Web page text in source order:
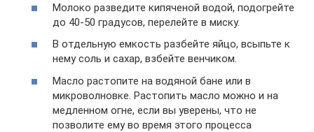
Молоко разведите кипяченой водой, подогрейте
до 40-50 градусов, перелейте в миску.
В отдельную емкость разбейте яйцо, всыпьте к
нему соль и сахар, взбейте венчиком.
Масло растопите на водяной бане или в
микроволновке. Растопить масло можно и на
медленном огне, если вы уверены, что не
позволите ему во время этого процесса